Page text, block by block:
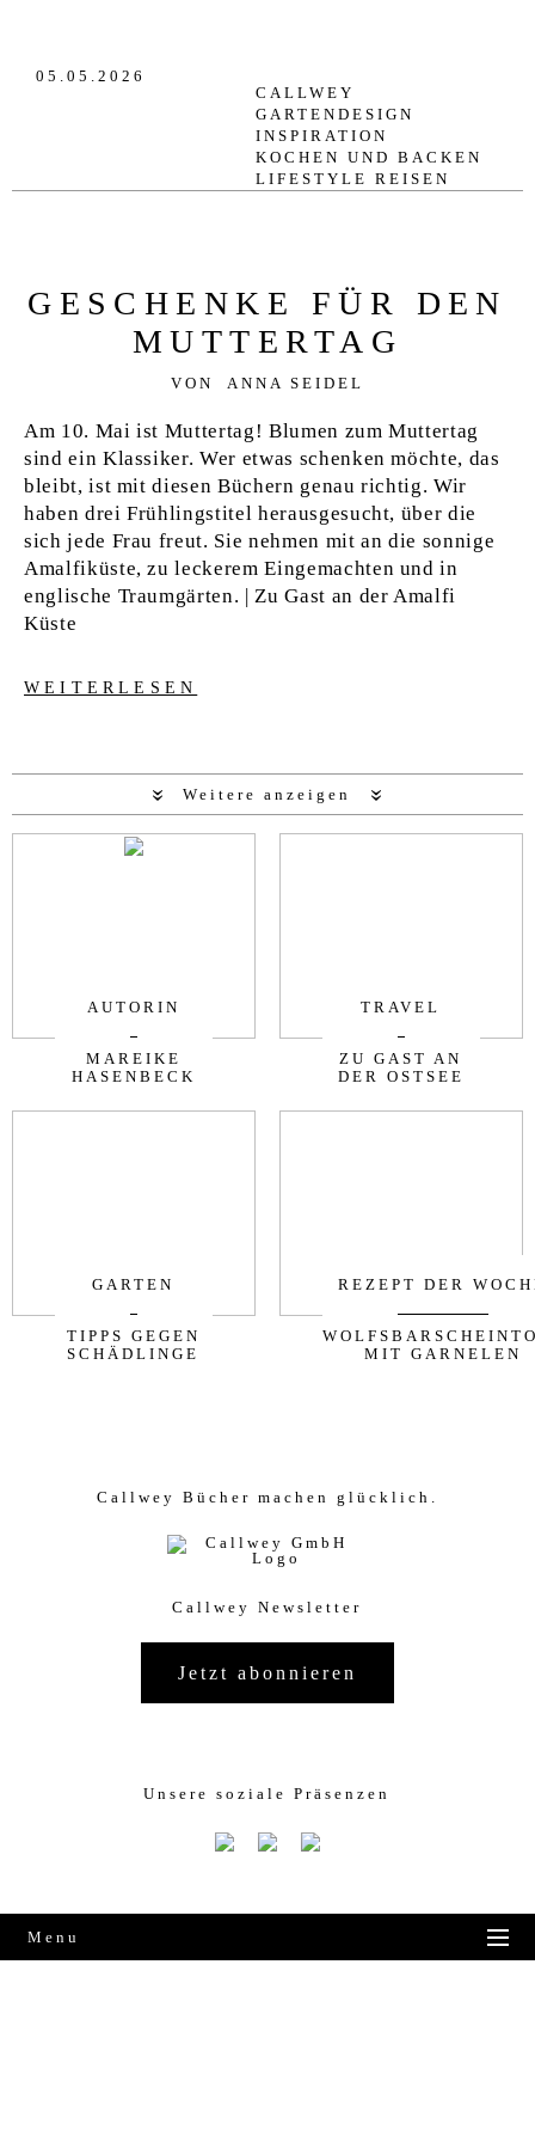
SHOP
05.05.2026
CALLWEY
GARTENDESIGN
INSPIRATION
KOCHEN UND BACKEN
LIFESTYLE
REISEN
GESCHENKE FÜR DEN
MUTTERTAG
VON ANNA SEIDEL
Am 10. Mai ist Muttertag! Blumen zum Muttertag
sind ein Klassiker. Wer etwas schenken möchte, das
bleibt, ist mit diesen Büchern genau richtig. Wir
haben drei Frühlingstitel herausgesucht, über die
sich jede Frau freut. Sie nehmen mit an die sonnige
Amalfiküste, zu leckerem Eingemachten und in
englische Traumgärten. | Zu Gast an der Amalfi
Küste
WEITERLESEN
Weitere anzeigen
AUTORIN
MAREIKE
HASENBECK
TRAVEL
ZU GAST AN
DER OSTSEE
GARTEN
TIPPS GEGEN
SCHÄDLINGE
REZEPT DER
MIT GARNELEN
Callwey Bücher machen glücklich.
Callwey Newsletter
Jetzt abonnieren
Unsere soziale Präsenzen
Menu